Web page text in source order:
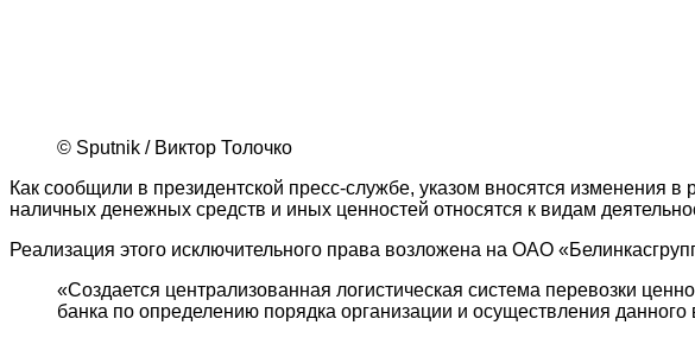
© Sputnik / Виктор Толочко
Как сообщили в президентской пресс-службе, указом вносятся изменения
наличных денежных средств и иных ценностей относятся к видам
Реализация этого исключительного права возложена на ОАО
«Создается централизованная логистическая система перевозки
банка по определению порядка организации и осуществления